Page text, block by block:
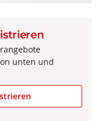
unten und